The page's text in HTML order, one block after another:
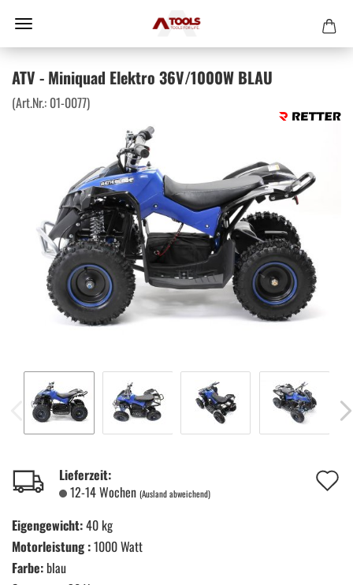
ATV - Miniquad Elektro 36V/1000W BLAU
(Art.Nr.: 01-0077)
Lieferzeit:
12-14 Wochen (Ausland abweichend)
Eigengewicht:40 kg
Motorleistung :1000 Watt
Farbe: blau